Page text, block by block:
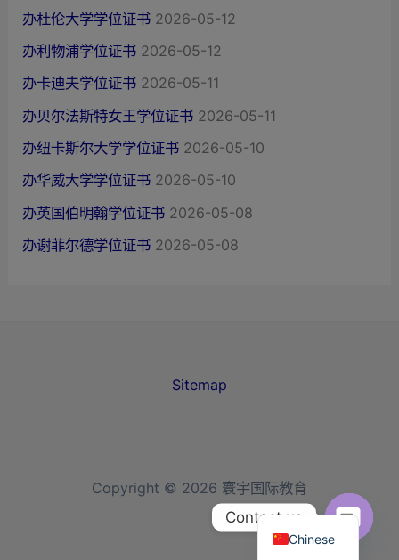
办杜伦大学学位证书 2026-05-12
办利物浦学位证书 2026-05-12
办卡迪夫学位证书 2026-05-11
办贝尔法斯特女王学位证书 2026-05-11
办纽卡斯尔大学学位证书 2026-05-10
办华威大学学位证书 2026-05-10
办英国伯明翰学位证书 2026-05-08
办谢菲尔德学位证书 2026-05-08
Sitemap
Copyright © 2026 寰宇国际教育
Chinese
English
Contact us